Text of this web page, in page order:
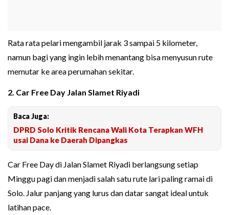
Rata rata pelari mengambil jarak 3 sampai 5 kilometer,
namun bagi yang ingin lebih menantang bisa menyusun rute
memutar ke area perumahan sekitar.
2. Car Free Day Jalan Slamet Riyadi
Baca Juga:
DPRD Solo Kritik Rencana Wali Kota Terapkan WFH
usai Dana ke Daerah Dipangkas
Car Free Day di Jalan Slamet Riyadi berlangsung setiap
Minggu pagi dan menjadi salah satu rute lari paling ramai di
Solo. Jalur panjang yang lurus dan datar sangat ideal untuk
latihan pace.